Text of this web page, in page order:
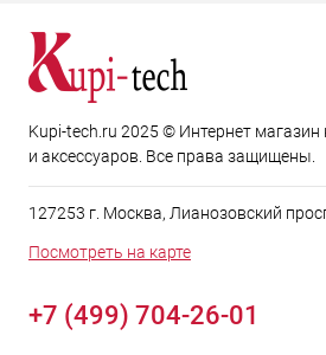
Kupi-tech.ru 2025 © Интернет
и аксессуаров. Все права защищены.
127253 г. Москва, Лианозовский
Посмотреть на карте
+7 (499) 704-26-01